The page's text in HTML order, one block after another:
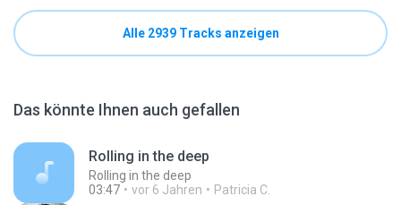
Alle 2939 Tracks anzeigen
Das könnte Ihnen auch gefallen
Rolling in the deep
Rolling in the deep
03:47
vor 6 Jahren Patricia C.